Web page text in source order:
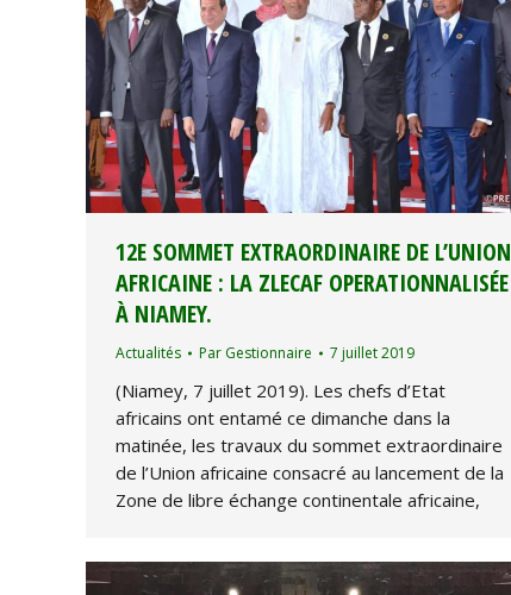
12E SOMMET EXTRAORDINAIRE DE L’UNION
AFRICAINE : LA ZLECAF OPERATIONNALISÉE
À NIAMEY.
Actualités Par Gestionnaire 7 juillet 2019
(Niamey, 7 juillet 2019). Les chefs d’Etat
africains ont entamé ce dimanche dans la
matinée, les travaux du sommet extraordinaire
de l’Union africaine consacré au lancement de la
Zone de libre échange continentale africaine,